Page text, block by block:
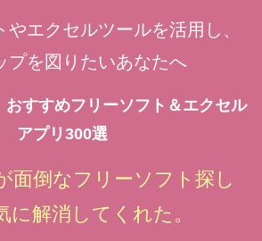
やエクセルツールを活用し、
プを図りたいあなたへ
おすすめフリーソフト＆エクセル
アプリ300選
面倒なフリーソフト探し
に解消してくれた。